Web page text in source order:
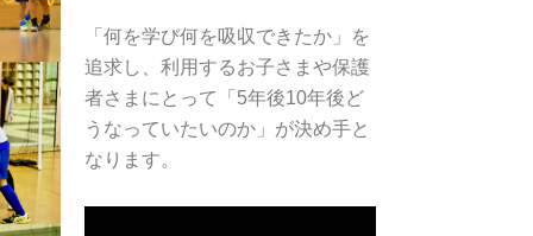
「何を学び何を吸収できたか」を
追求し、利用するお子さまや保護
者さまにとって「5年後10年後ど
うなっていたいのか」が決め手と
なります。